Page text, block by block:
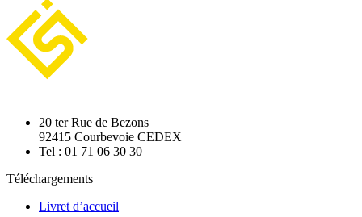
20 ter Rue de Bezons
92415 Courbevoie CEDEX
Tel : 01 71 06 30 30
Téléchargements
Livret d’accueil